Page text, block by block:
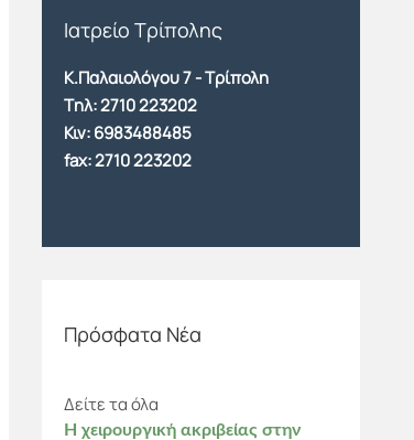
Ιατρείο Τρίπολης
Κ.Παλαιολόγου 7 - Τρίπολη
Tηλ:2710 223202
Κιν:6983488485
fax: 2710 223202
Πρόσφατα Νέα
Δείτε τα όλα
Η χειρουργική ακριβείας στην